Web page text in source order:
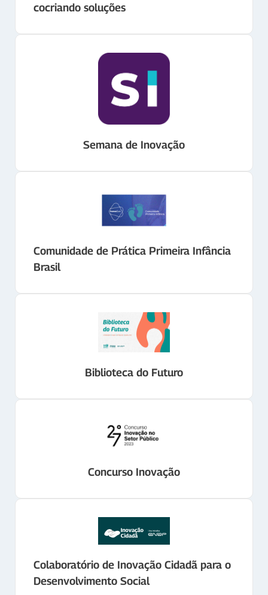
cocriando soluções
Semana de Inovação
Comunidade de Prática Primeira Infância
Brasil
Biblioteca do Futuro
Concurso Inovação
Colaboratório de Inovação Cidadã para o
Desenvolvimento Social